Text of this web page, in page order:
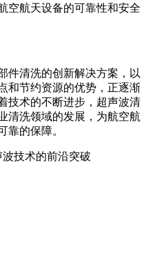
空航天设备的可靠性和安全
件清洗的创新解决方案，以
和节约资源的优势，正逐渐
技术的不断进步，超声波清
清洗领域的发展，为航空航
靠的保障。